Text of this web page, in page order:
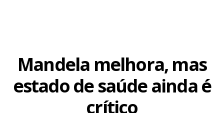
Mandela melhora, mas
estado de saúde ainda é
crítico